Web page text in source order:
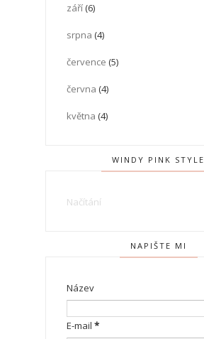
září (6)
srpna (4)
července (5)
června (4)
května (4)
WINDY PINK STYLE
Načítání
NAPIŠTE MI
Název
E-mail *